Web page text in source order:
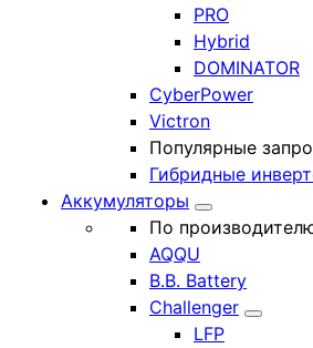
PRO
Hybrid
DOMINATOR
CyberPower
Victron
Популярные
Гибридные
Аккумуляторы
По
AQQU
B.B. Battery
Challenger
LFP